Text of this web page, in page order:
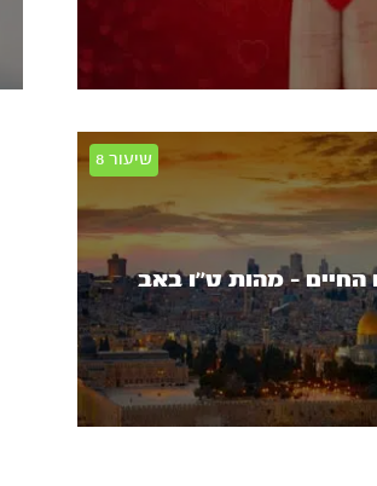
- מהות ט’’ו באב